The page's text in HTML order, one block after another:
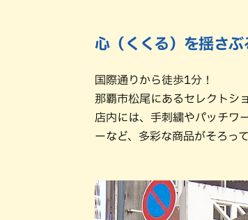
心（くくる）を揺さ
国際通りから徒歩1分！
那覇市松尾にあるセレクトシ
店内には、手刺繍やパッチワ
ーなど、多彩な商品がそろっ